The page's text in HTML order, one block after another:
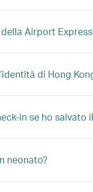
Airport
di Hong
in se ho salvato
neonato?